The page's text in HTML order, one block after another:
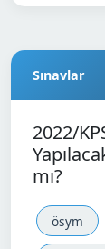
Sınavlar
2022/
mı?
ösym